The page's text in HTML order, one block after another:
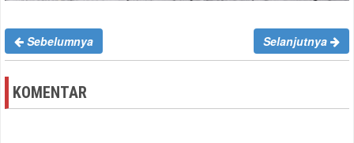
Sebelumnya Selanjutnya
KOMENTAR